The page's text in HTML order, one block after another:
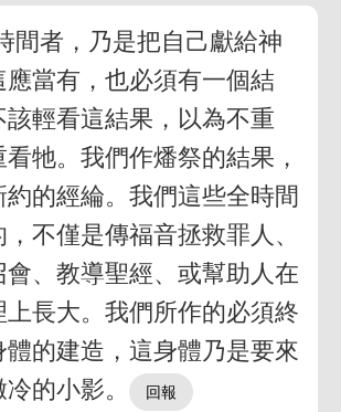
間者，乃是把自己獻給神
當有，也必須有一個結
輕看這結果，以為不重
牠。我們作燔祭的結果，
約的經綸。我們這些全時間
不僅是傳福音拯救罪人、
、教導聖經、或幫助人在
長大。我們所作的必須終
的建造，這身體乃是要來
的小影。